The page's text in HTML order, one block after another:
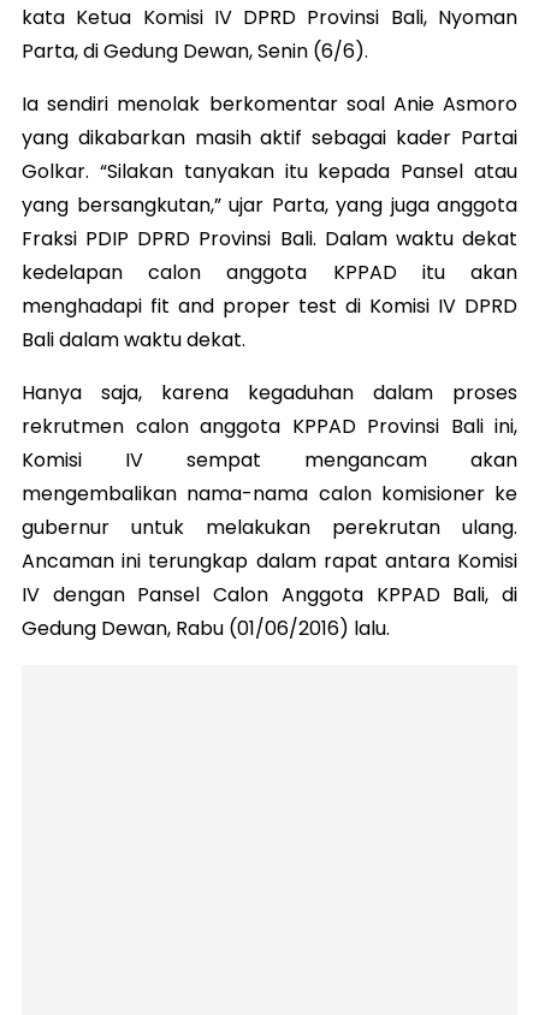
kata Ketua Komisi IV DPRD Provinsi Bali, Nyoman
Parta, di Gedung Dewan, Senin (6/6).
Ia sendiri menolak berkomentar soal Anie Asmoro
yang dikabarkan masih aktif sebagai kader Partai
Golkar. “Silakan tanyakan itu kepada Pansel atau
yang bersangkutan,” ujar Parta, yang juga anggota
Fraksi PDIP DPRD Provinsi Bali. Dalam waktu dekat
kedelapan calon anggota KPPAD itu akan
menghadapi fit and proper test di Komisi IV DPRD
Bali dalam waktu dekat.
Hanya saja, karena kegaduhan dalam proses
rekrutmen calon anggota KPPAD Provinsi Bali ini,
Komisi IV sempat mengancam akan
mengembalikan nama-nama calon komisioner ke
gubernur untuk melakukan perekrutan ulang.
Ancaman ini terungkap dalam rapat antara Komisi
IV dengan Pansel Calon Anggota KPPAD Bali, di
Gedung Dewan, Rabu (01/06/2016) lalu.